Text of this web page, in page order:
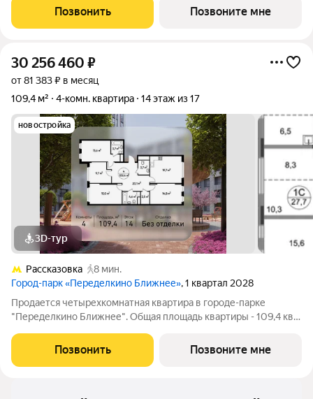
дома - монолитный. ТОЛЬКО ДО 31 АВГУСТА выгодные
условия на приобретение
Позвонить Позвоните мне
30 256 460 ₽
от 81 383 ₽ в месяц
109,4 м²
4-комн. квартира 14 этаж из 17
новостройка
3D-тур
Рассказовка
8 мин.
Город-парк «Переделкино Ближнее», 1 квартал 2028
Продается четырехкомнатная квартира в городе-парке
"Переделкино Ближнее". Общая площадь квартиры - 109,4 кв.
монолитный. ТОЛЬКО ДО 31 АВГУСТА выгодные условия на
приобретение квартиры в
Позвонить Позвоните мне